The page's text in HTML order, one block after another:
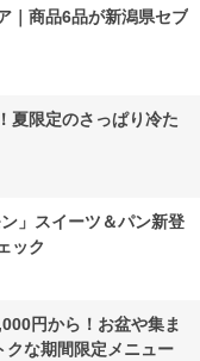
｜商品6品が新潟県セブ
夏限定のさっぱり冷た
」スイーツ＆パン新登
ック
円から！お盆や集ま
クな期間限定メニュー